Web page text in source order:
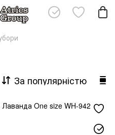
За популярністю